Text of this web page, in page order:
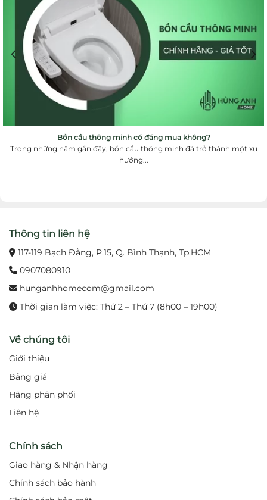
Bồn cầu thông minh có đáng mua không?
Trong những năm gần đây, bồn cầu thông minh đã trở thành một xu
hướng...
Thông tin liên hệ
117-119 Bạch Đằng, P.15, Q. Bình Thạnh, Tp.HCM
0907080910
hunganhhomecom@gmail.com
Thời gian làm việc: Thứ 2 – Thứ 7 (8h00 – 19h00)
Về chúng tôi
Giới thiệu
Bảng giá
Hãng phân phối
Liên hệ
Chính sách
Giao hàng & Nhận hàng
Chính sách bảo hành